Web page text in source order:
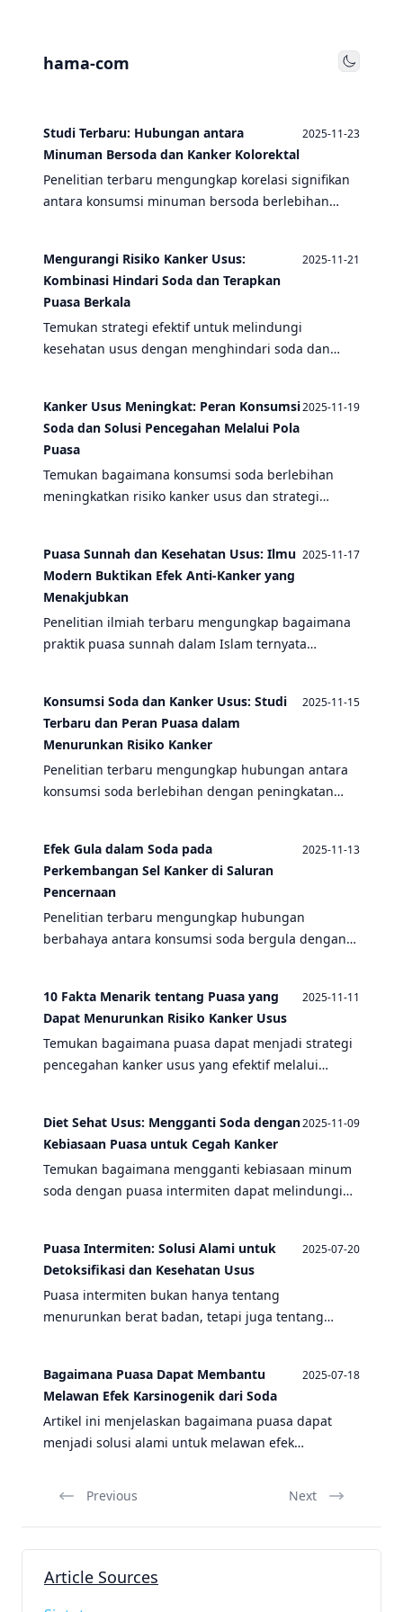
hama-com Toggle
Studi Terbaru: Hubungan antara
Minuman Bersoda dan Kanker Kolorektal
2025-11-23
Penelitian terbaru mengungkap korelasi signifikan
antara konsumsi minuman bersoda berlebihan
protektif yang menjanjikan.
Mengurangi Risiko Kanker Usus:
Kombinasi Hindari Soda dan Terapkan
Puasa Berkala
2025-11-21
Temukan strategi efektif untuk melindungi
kesehatan usus dengan menghindari soda dan
mengurangi risiko kanker usus.
Kanker Usus Meningkat: Peran Konsumsi
Soda dan Solusi Pencegahan Melalui Pola
Puasa
2025-11-19
Temukan bagaimana konsumsi soda berlebihan
meningkatkan risiko kanker usus dan strategi
Puasa Sunnah dan Kesehatan Usus: Ilmu
Modern Buktikan Efek Anti-Kanker yang
Menakjubkan
2025-11-17
Penelitian ilmiah terbaru mengungkap bagaimana
praktik puasa sunnah dalam Islam ternyata
Konsumsi Soda dan Kanker Usus: Studi
Terbaru dan Peran Puasa dalam
Menurunkan Risiko Kanker
2025-11-15
Penelitian terbaru mengungkap hubungan antara
konsumsi soda berlebihan dengan peningkatan
yang efektif.
Efek Gula dalam Soda pada
Perkembangan Sel Kanker di Saluran
Pencernaan
2025-11-13
Penelitian terbaru mengungkap hubungan
berbahaya antara konsumsi soda bergula dengan
pencegahan yang efektif.
10 Fakta Menarik tentang Puasa yang
Dapat Menurunkan Risiko Kanker Usus
2025-11-11
Temukan bagaimana puasa dapat menjadi strategi
pencegahan kanker usus yang efektif melalui
Diet Sehat Usus: Mengganti Soda dengan
Kebiasaan Puasa untuk Cegah Kanker
2025-11-09
Temukan bagaimana mengganti kebiasaan minum
soda dengan puasa intermiten dapat melindungi
Puasa Intermiten: Solusi Alami untuk
Detoksifikasi dan Kesehatan Usus
2025-07-20
Puasa intermiten bukan hanya tentang
menurunkan berat badan, tetapi juga tentang
kanker usus, dan manfaat puasa intermiten untuk
kesehatan.
Bagaimana Puasa Dapat Membantu
Melawan Efek Karsinogenik dari Soda
2025-07-18
Artikel ini menjelaskan bagaimana puasa dapat
menjadi solusi alami untuk melawan efek
kanker usus.
Previous Next
Article Sources